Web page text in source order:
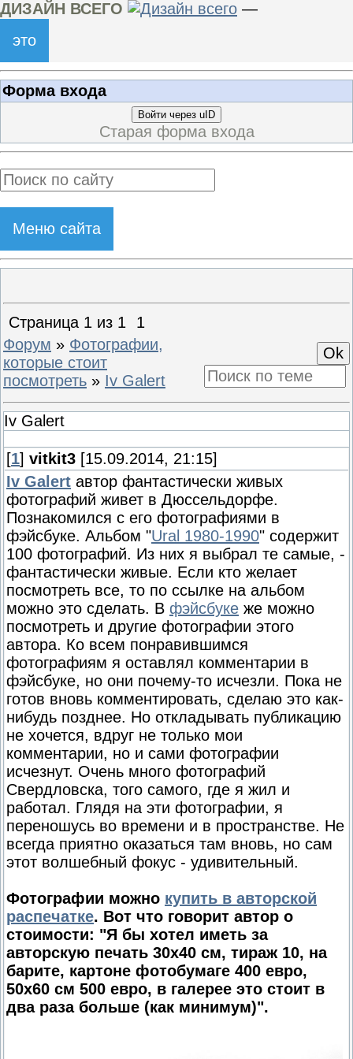
ДИЗАЙН ВСЕГО
—
это
Форма входа
Войти через uID
Старая форма входа
Меню сайта
Страница 1 из 1
1
Форум » Фотографии,
которые стоит
посмотреть » Iv Galert
Iv Galert
[1] vitkit3 [15.09.2014, 21:15]
Iv Galert автор фантастически живых
фотографий живет в Дюссельдорфе.
Познакомился с его фотографиями в
фэйсбуке. Альбом "Ural 1980-1990" содержит
100 фотографий. Из них я выбрал те самые, -
фантастически живые. Если кто желает
посмотреть все, то по ссылке на альбом
можно это сделать. В фэйсбуке же можно
посмотреть и другие фотографии этого
автора. Ко всем понравившимся
фотографиям я оставлял комментарии в
фэйсбуке, но они почему-то исчезли. Пока не
готов вновь комментировать, сделаю это как-
нибудь позднее. Но откладывать публикацию
не хочется, вдруг не только мои
комментарии, но и сами фотографии
исчезнут. Очень много фотографий
Свердловска, того самого, где я жил и
работал. Глядя на эти фотографии, я
переношусь во времени и в пространстве. Не
всегда приятно оказаться там вновь, но сам
этот волшебный фокус - удивительный.
Фотографии можно купить в авторской
распечатке. Вот что говорит автор о
стоимости: "Я бы хотел иметь за
авторскую печать 30х40 см, тираж 10, на
барите, картоне фотобумаге 400 евро,
50х60 см 500 евро, в галерее это стоит в
два раза больше (как минимум)".